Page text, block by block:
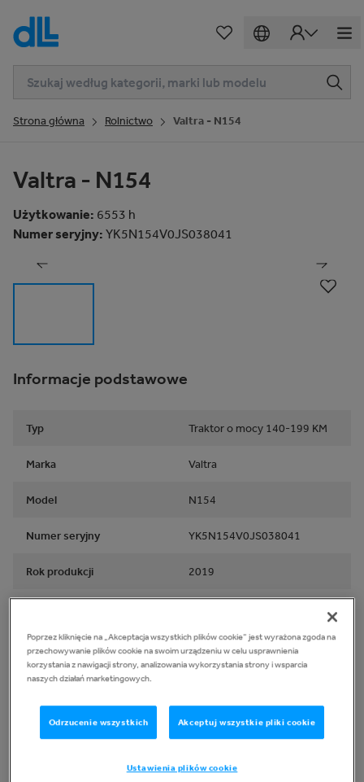
Strona główna Rolnictwo Valtra - N154
Valtra - N154
Użytkowanie: 6553 h
Numer seryjny: YK5N154V0JS038041
Informacje podstawowe
Typ Traktor o mocy 140-199 KM
Marka Valtra
Model N154
Numer seryjny YK5N154V0JS038041
Rok produkcji 2019
Elektryka
Światła działają Tak
Działają światła
Tak
Poprzez kliknięcie na „Akceptacja wszystkich plików cookie” jest wyrażona zgoda na
przechowywanie plików cookie na swoim urządzeniu w celu usprawnienia
korzystania z nawigacji strony, analizowania wykorzystania strony i wsparcia
naszych działań marketingowych.
Odrzucenie wszystkich Akceptuj wszystkie pliki cookie
Ustawienia plików cookie